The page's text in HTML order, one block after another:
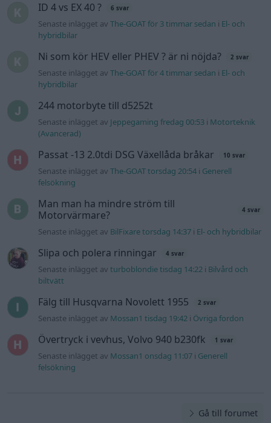
ID 4 vs EX 40 ? 6 svar
Senaste inlägget avThe-GOAT för 3 timmar sedan i El- och
hybridbilar
Ni som kör HEV eller PHEV ? är ni nöjda? 2 svar
Senaste inlägget avThe-GOAT för 4 timmar sedan i El- och
hybridbilar
244 motorbyte till d5252t
Senaste inlägget av Jeppegaming fredag 00:53 i Motorteknik
(Avancerad)
Passat -13 2.0tdi DSG Växellåda bråkar 10 svar
Senaste inlägget avThe-GOAT torsdag 20:54 i Generell
felsökning
Man man ha mindre ström till
Motorvärmare?
4 svar
Senaste inlägget av BilFixare torsdag 14:37 i El- och hybridbilar
Slipa och polera rinningar 4 svar
Senaste inlägget avturboblondie tisdag 14:22 i Bilvård och
biltvätt
Fälg till Husqvarna Novolett 1955 2 svar
Senaste inlägget av Mossan1 tisdag 19:42 i Övriga fordon
Övertryck i vevhus, Volvo 940 b230fk 1 svar
Senaste inlägget av Mossan1 onsdag 11:07 i Generell
felsökning
Gå till forumet